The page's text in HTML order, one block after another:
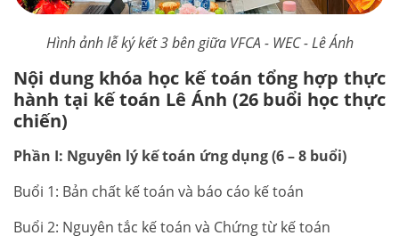
Hình ảnh lễ ký kết 3 bên giữa VFCA - WEC - Lê Ánh
Nội dung khóa học kế toán tổng hợp thực
hành tại kế toán Lê Ánh (26 buổi học thực
chiến)
Phần I: Nguyên lý kế toán ứng dụng (6 – 8 buổi)
Buổi 1: Bản chất kế toán và báo cáo kế toán
Buổi 2: Nguyên tắc kế toán và Chứng từ kế toán